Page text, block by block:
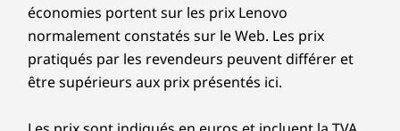
économies portent sur les prix Lenovo
normalement constatés sur le Web. Les prix
pratiqués par les revendeurs peuvent différer et
être supérieurs aux prix présentés ici.